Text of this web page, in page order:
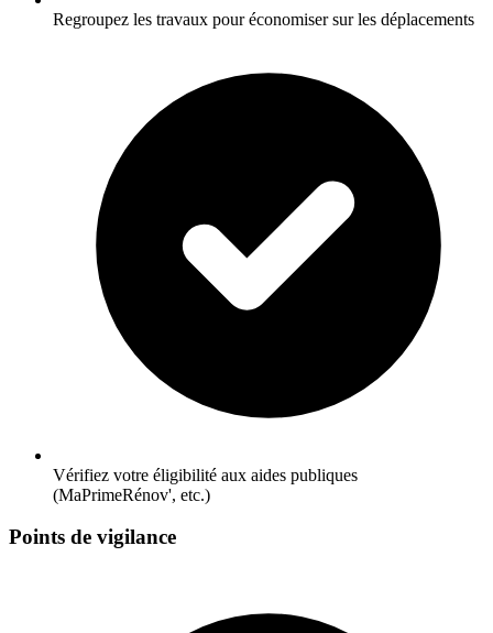
Regroupez les travaux pour économiser sur les déplacements
Vérifiez votre éligibilité aux aides publiques
(MaPrimeRénov', etc.)
Points de vigilance